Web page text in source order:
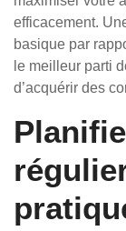
efficacement.
basique par
le meilleur parti
d’acquérir des